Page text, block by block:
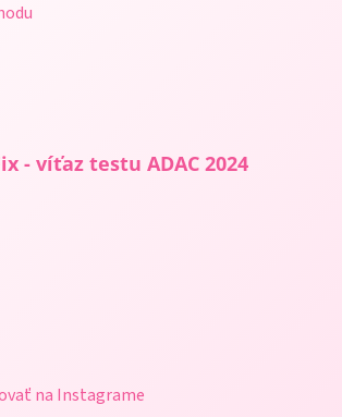
- víťaz testu ADAC 2024
na Instagrame